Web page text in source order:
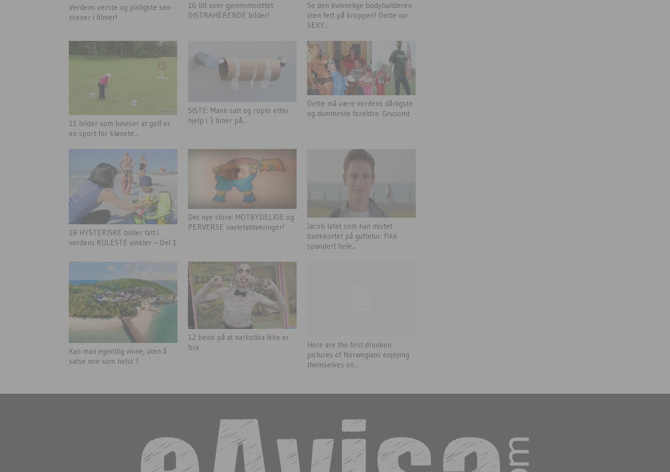
Verdens verste og pinligste sex-
scener i filmer!
16 litt over gjennomsnittet
DISTRAHERENDE bilder!
Se den kvinnelige bodybuilderen
uten fett på kroppen! Dette var
SEXY...
11 bilder som beviser at golf er
en sport for klønete...
SISTE: Mann satt og ropte etter
hjelp i 3 timer på...
Dette må være verdens dårligste
og dummeste foreldre. Grusomt
18 HYSTERISKE bilder tatt i
verdens KULESTE vinkler – Del 1
Det nye store: MOTBYDELIGE og
PERVERSE navletatoveringer!
Jacob latet som han mistet
bankkortet på guttetur. Fikk
spandert hele...
Kan man egentlig vinne, uten å
satse noe som helst ?
12 bevis på at narkotika ikke er
bra
Here are the first drunken
pictures of Norwegians enjoying
themselves on...